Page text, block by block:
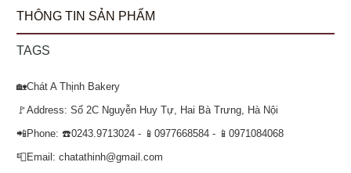
THÔNG TIN SẢN PHẨM
TAGS
🏡Chát A Thịnh Bakery
🚩Address: Số 2C Nguyễn Huy Tự, Hai Bà Trưng, Hà Nội
📲Phone: ☎️0243.9713024 - 📱0977668584 - 📱0971084068
📮Email: chatathinh@gmail.com